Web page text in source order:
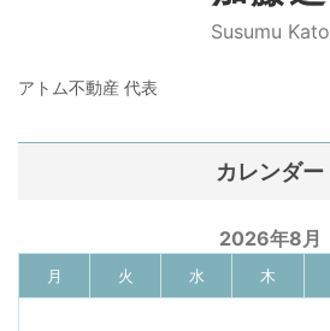
Susumu Kato
アトム不動産 代表
カレンダー
2026年8月
月 火 水 木